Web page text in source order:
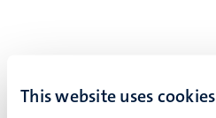
This website uses cookies